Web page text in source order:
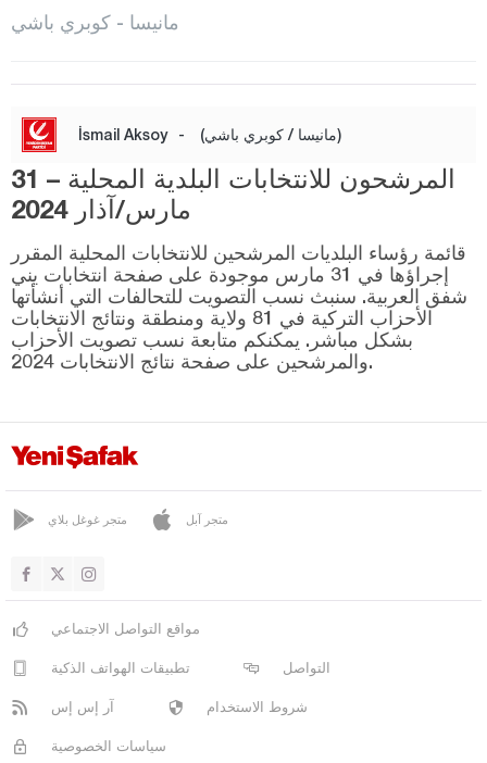
كوبري باشي
صالحلي
ساريغول
ساروهانلي
شيهزاديلار
صوما
طورغوتلو
يونس إيمريه
مرسين
موغلا
نيغدا
عثمانية
مانيسا - كوبري باشي
İsmail Aksoy - (مانيسا / كوبري باشي)
المرشحون للانتخابات البلدية المحلية – 31
مارس/آذار 2024
قائمة رؤساء البلديات المرشحين للانتخابات المحلية المقرر
إجراؤها في 31 مارس موجودة على صفحة انتخابات يني
شفق العربية. سنبث نسب التصويت للتحالفات التي أنشأتها
الأحزاب التركية في 81 ولاية ومنطقة ونتائج الانتخابات
بشكل مباشر. يمكنكم متابعة نسب تصويت الأحزاب
والمرشحين على صفحة نتائج الانتخابات 2024.
متجر غوغل بلاي متجر آبل
مواقع التواصل الاجتماعي
تطبيقات الهواتف الذكية التواصل
آر إس إس شروط الاستخدام
سياسات الخصوصية